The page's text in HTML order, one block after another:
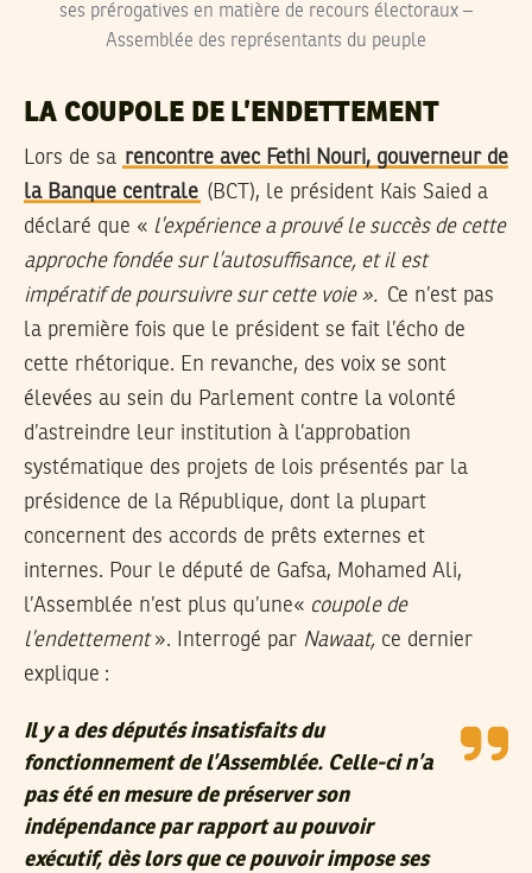
ses prérogatives en matière de recours électoraux –
Assemblée des représentants du peuple
LA COUPOLE DE L’ENDETTEMENT
Lors de sa rencontre avec Fethi Nouri, gouverneur de
la Banque centrale (BCT), le président Kais Saied a
déclaré que « l’expérience a prouvé le succès de cette
approche fondée sur l’autosuffisance, et il est
impératif de poursuivre sur cette voie ». Ce n’est pas
la première fois que le président se fait l’écho de
cette rhétorique. En revanche, des voix se sont
élevées au sein du Parlement contre la volonté
d’astreindre leur institution à l’approbation
systématique des projets de lois présentés par la
présidence de la République, dont la plupart
concernent des accords de prêts externes et
internes. Pour le député de Gafsa, Mohamed Ali,
l’Assemblée n’est plus qu’une« coupole de
l’endettement». Interrogé par Nawaat, ce dernier
explique :
Il y a des députés insatisfaits du
fonctionnement de l’Assemblée. Celle-ci n’a
pas été en mesure de préserver son
indépendance par rapport au pouvoir
exécutif, dès lors que ce pouvoir impose ses